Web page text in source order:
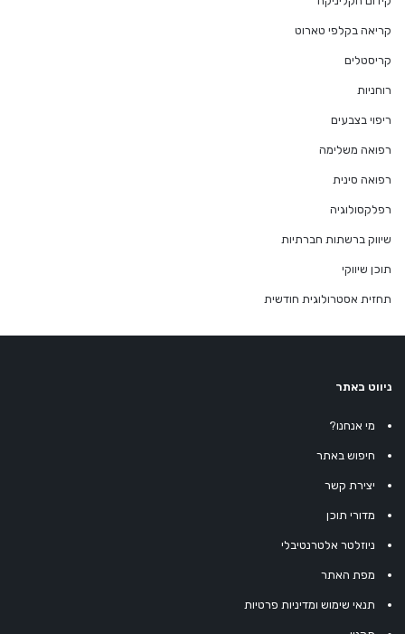
קריאה בקלפי טארוט
קריסטלים
רוחניות
ריפוי בצבעים
רפואה משלימה
רפואה סינית
רפלקסולוגיה
שיווק ברשתות חברתיות
תוכן שיווקי
תחזית אסטרולוגית חודשית
ניווט באתר
מי אנחנו?
חיפוש באתר
יצירת קשר
מדורי תוכן
ניוזלטר אלטרנטיבלי
מפת האתר
תנאי שימוש ומדיניות פרטיות